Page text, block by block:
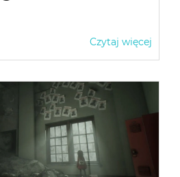
Czytaj więcej